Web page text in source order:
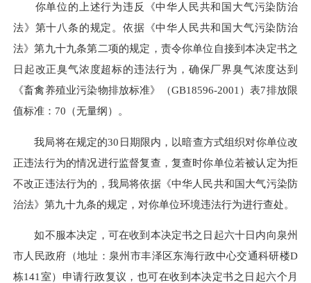
你单位的上述行为违反《中华人民共和国大气污染防治
法》第十八条的规定。依据《中华人民共和国大气污染防治
法》第九十九条第二项的规定，责令你单位自接到本决定书之
日起改正臭气浓度超标的违法行为，确保厂界臭气浓度达到
《畜禽养殖业污染物排放标准》（GB18596-2001）表7排放限
值标准：70（无量纲）。
我局将在规定的30日期限内，以暗查方式组织对你单位改
正违法行为的情况进行监督复查，复查时你单位若被认定为拒
不改正违法行为的，我局将依据《中华人民共和国大气污染防
治法》第九十九条的规定，对你单位环境违法行为进行查处。
如不服本决定，可在收到本决定书之日起六十日内向泉州
市人民政府（地址：泉州市丰泽区东海行政中心交通科研楼D
栋141室）申请行政复议，也可在收到本决定书之日起六个月